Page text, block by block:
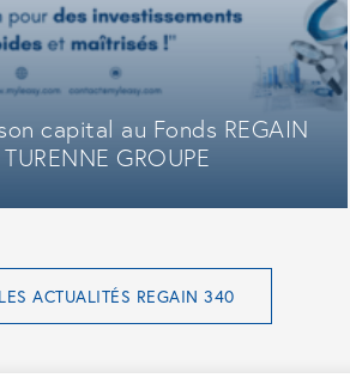
capital au Fonds REGAIN
GROUPE
ACTUALITÉS REGAIN 340